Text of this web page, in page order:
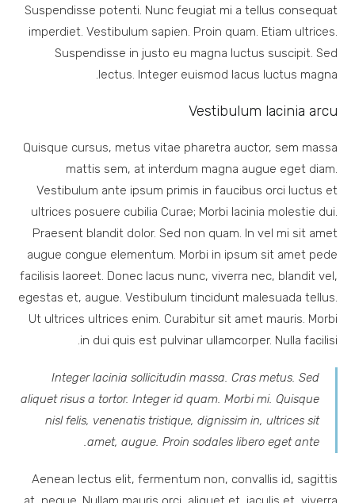
Suspendisse potenti. Nunc feugiat mi a tellus consequat
imperdiet. Vestibulum sapien. Proin quam. Etiam ultrices.
Suspendisse in justo eu magna luctus suscipit. Sed
lectus. Integer euismod lacus luctus magna.
Vestibulum lacinia arcu
Quisque cursus, metus vitae pharetra auctor, sem massa
mattis sem, at interdum magna augue eget diam.
Vestibulum ante ipsum primis in faucibus orci luctus et
ultrices posuere cubilia Curae; Morbi lacinia molestie dui.
Praesent blandit dolor. Sed non quam. In vel mi sit amet
augue congue elementum. Morbi in ipsum sit amet pede
facilisis laoreet. Donec lacus nunc, viverra nec, blandit vel,
egestas et, augue. Vestibulum tincidunt malesuada tellus.
Ut ultrices ultrices enim. Curabitur sit amet mauris. Morbi
in dui quis est pulvinar ullamcorper. Nulla facilisi.
Integer lacinia sollicitudin massa. Cras metus. Sed
aliquet risus a tortor. Integer id quam. Morbi mi. Quisque
nisl felis, venenatis tristique, dignissim in, ultrices sit
amet, augue. Proin sodales libero eget ante.
Aenean lectus elit, fermentum non, convallis id, sagittis